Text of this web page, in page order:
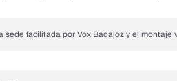
facilitada por Vox Badajoz y el montaje